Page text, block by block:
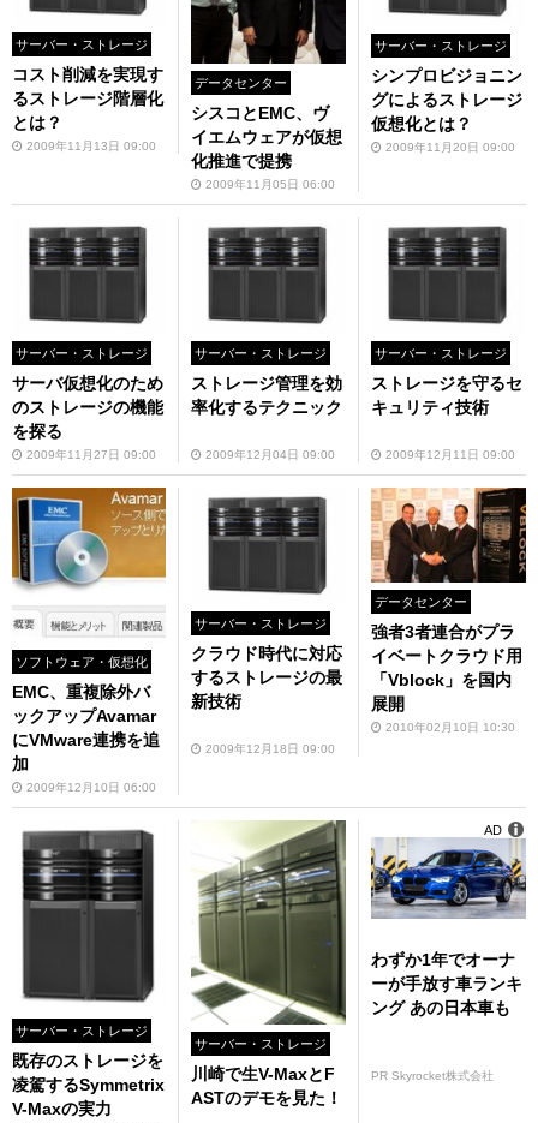
サーバー・ストレージ
コスト削減を実現す
るストレージ階層化
とは？
2009年11月13日 09:00
データセンター
シスコとEMC、ヴ
イエムウェアが仮想
化推進で提携
2009年11月05日 06:00
サーバー・ストレージ
シンプロビジョニン
グによるストレージ
仮想化とは？
2009年11月20日 09:00
サーバー・ストレージ
サーバ仮想化のため
のストレージの機能
を探る
2009年11月27日 09:00
サーバー・ストレージ
ストレージ管理を効
率化するテクニック
2009年12月04日 09:00
サーバー・ストレージ
ストレージを守るセ
キュリティ技術
2009年12月11日 09:00
ソフトウェア・仮想化
EMC、重複除外バ
ックアップAvamar
にVMware連携を追
加
2009年12月10日 06:00
サーバー・ストレージ
クラウド時代に対応
するストレージの最
新技術
2009年12月18日 09:00
データセンター
強者3者連合がプラ
イベートクラウド用
「Vblock」を国内
展開
2010年02月10日 10:30
サーバー・ストレージ
既存のストレージを
凌駕するSymmetrix
V-Maxの実力
サーバー・ストレージ
川崎で生V-MaxとF
ASTのデモを見た！
わずか1年でオーナ
ーが手放す車ランキ
ング あの日本車も
PR Skyrocket株式会社
AD